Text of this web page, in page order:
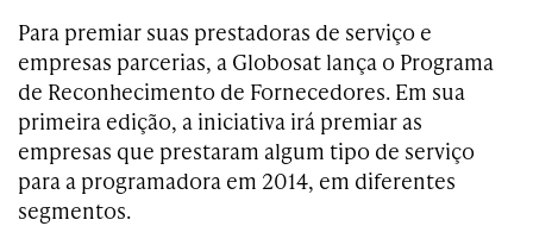
Para premiar suas prestadoras de serviço e
empresas parcerias, a Globosat lança o Programa
de Reconhecimento de Fornecedores. Em sua
primeira edição, a iniciativa irá premiar as
empresas que prestaram algum tipo de serviço
para a programadora em 2014, em diferentes
segmentos.